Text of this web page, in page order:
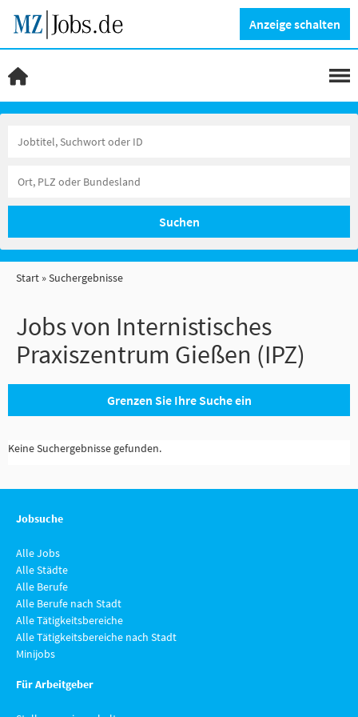
Anzeige schalten
Suchen
Start Suchergebnisse
Jobs von Internistisches
Praxiszentrum Gießen (IPZ)
Grenzen Sie Ihre Suche ein
Keine Suchergebnisse gefunden.
Jobsuche
Alle Jobs
Alle Städte
Alle Berufe
Alle Berufe nach Stadt
Alle Tätigkeitsbereiche
Alle Tätigkeitsbereiche nach Stadt
Minijobs
Für Arbeitgeber